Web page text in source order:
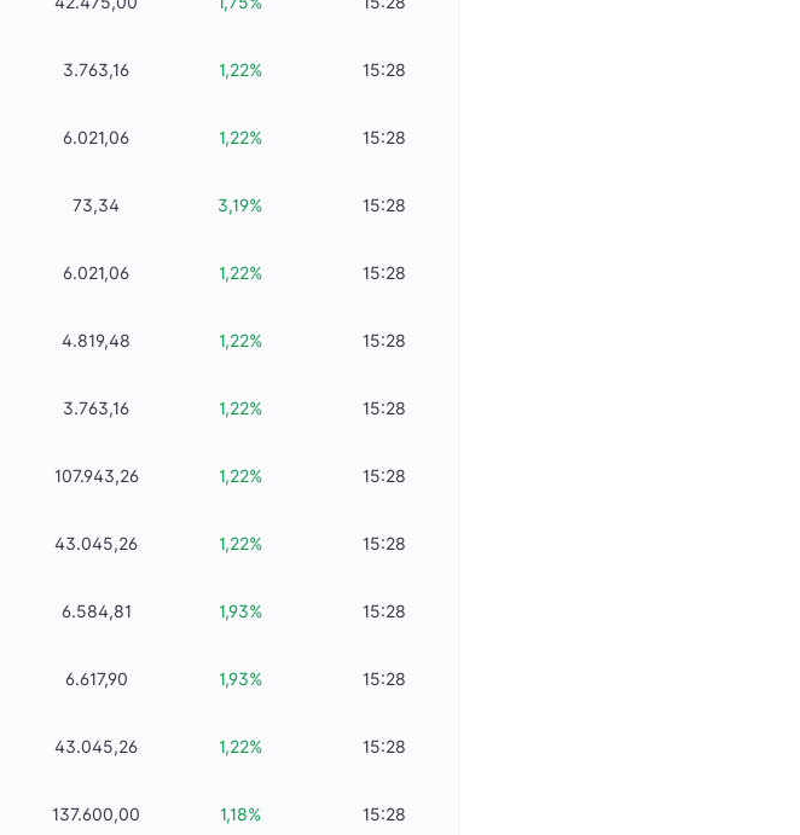
3.763,16 1,22% 15:28
6.021,06 1,22% 15:28
73,34 3,19% 15:28
6.021,06 1,22% 15:28
4.819,48 1,22% 15:28
3.763,16 1,22% 15:28
107.943,26 1,22% 15:28
43.045,26 1,22% 15:28
6.584,81 1,93% 15:28
6.617,90 1,93% 15:28
43.045,26 1,22% 15:28
137.600,00 1,18% 15:28